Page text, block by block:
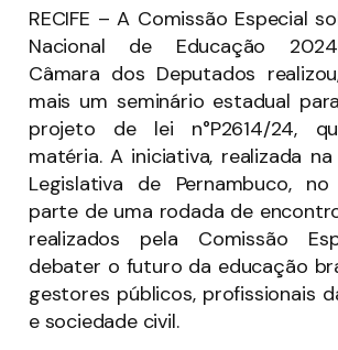
RECIFE – A Comissão Especial
Nacional de Educação
Câmara dos Deputados
mais um seminário estadual
projeto de lei n°P2614/24,
matéria. A iniciativa, realizada na
Legislativa de Pernambuco,
parte de uma rodada de
realizados pela Comissão
debater o futuro da educação
gestores públicos, profissionais
e sociedade civil.